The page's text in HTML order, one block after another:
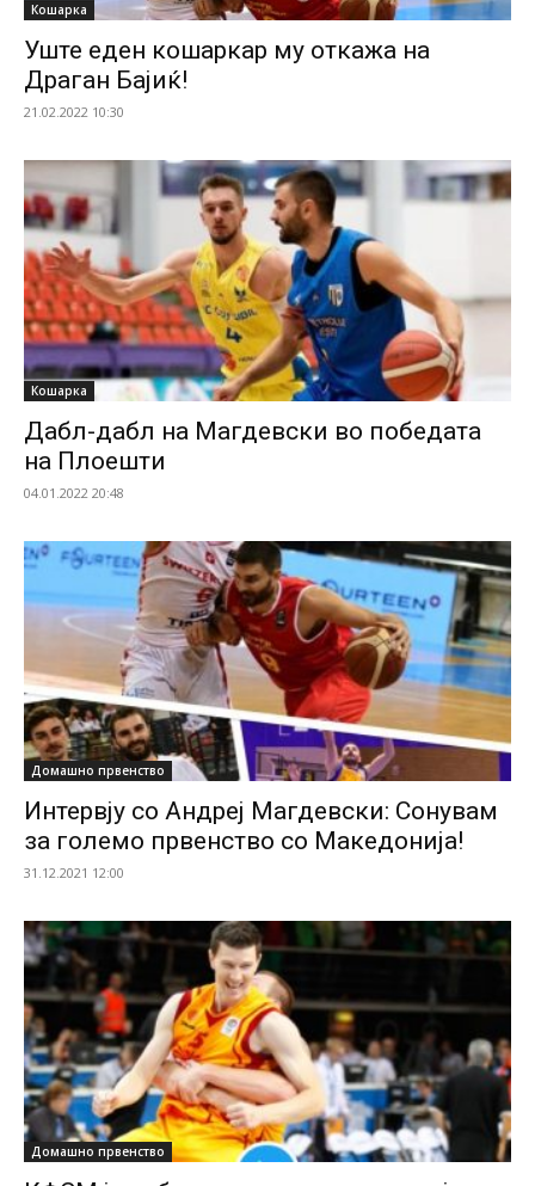
Кошарка
Уште еден кошаркар му откажа на
Драган Бајиќ!
21.02.2022 10:30
Кошарка
Дабл-дабл на Магдевски во победата
на Плоешти
04.01.2022 20:48
Домашно првенство
Интервју со Андреј Магдевски: Сонувам
за големо првенство со Македонија!
31.12.2021 12:00
Домашно првенство